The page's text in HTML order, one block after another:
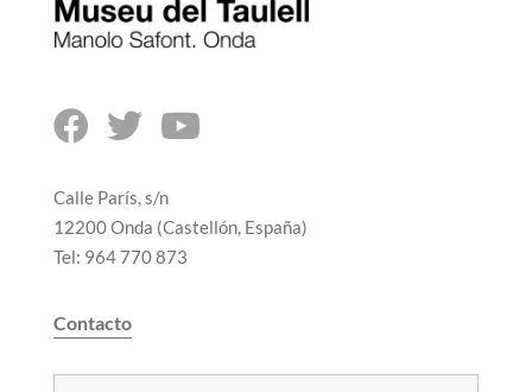
  
Calle París, s/n
12200 Onda (Castellón, España)
Tel: 964 770 873
Contacto